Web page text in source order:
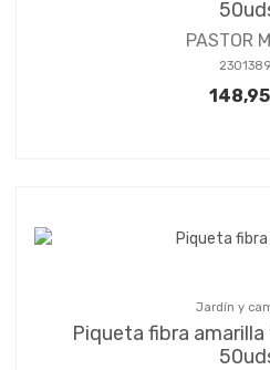
PASTOR
Jardín y
Piqueta fibra